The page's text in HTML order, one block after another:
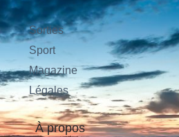
Sorties
Sport
Magazine
Légales
À propos